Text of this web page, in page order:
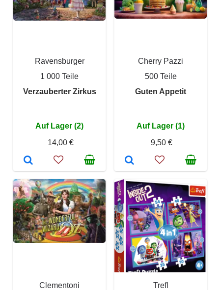
Ravensburger
1 000 Teile
Verzauberter Zirkus
Auf Lager (2)
14,00 €
Cherry Pazzi
500 Teile
Guten Appetit
Auf Lager (1)
9,50 €
Clementoni
Trefl